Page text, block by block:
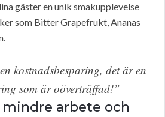
gäster en unik smakupplevelse
som Bitter Grapefrukt, Ananas
kostnadsbesparing, det är en
som är oöverträffad!”
arbete och